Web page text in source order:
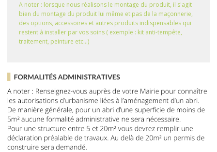
A noter : lorsque nous réalisons le montage du produit, il s'agit
bien du montage du produit lui même et pas de la maçonnerie,
des options, accessoires et autres produits indispensables qui
restent à installer par vos soins ( exemple : kit anti-tempête,
traitement, peinture etc...)